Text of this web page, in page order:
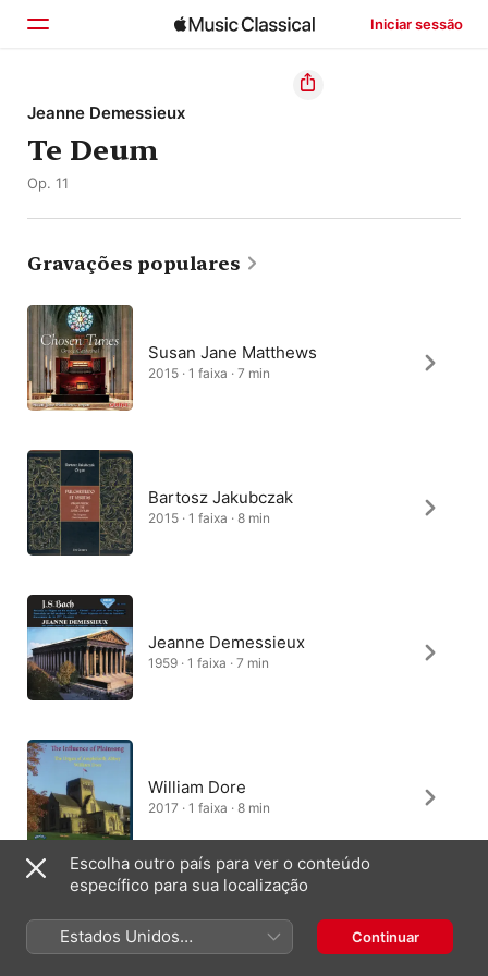
Iniciar sessão
Início
Explorar
Jeanne Demessieux
Te Deum
Op. 11
Gravações populares
Susan Jane Matthews
2015 · 1 faixa · 7 min
Bartosz Jakubczak
2015 · 1 faixa · 8 min
Jeanne Demessieux
1959 · 1 faixa · 7 min
William Dore
2017 · 1 faixa · 8 min
Robert Quinney
2006 · 1 faixa · 8 min
Escolha outro país para ver o conteúdo
específico para sua localização
Estados Unidos
(Português Brasil)
Continuar